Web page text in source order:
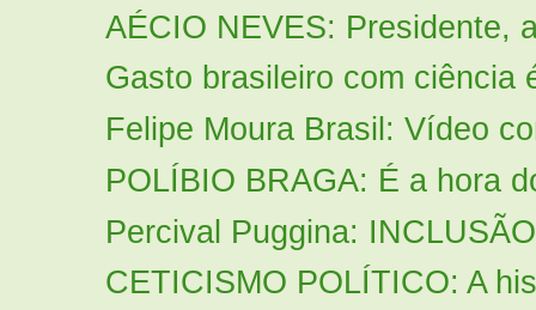
AÉCIO NEVES: Presidente,
Gasto brasileiro com ciência
Felipe Moura Brasil: Vídeo
POLÍBIO BRAGA: É a hora
Percival Puggina:
CETICISMO POLÍTICO: A